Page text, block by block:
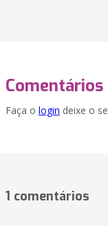
Comentários
Faça o login deixe o
1 comentários